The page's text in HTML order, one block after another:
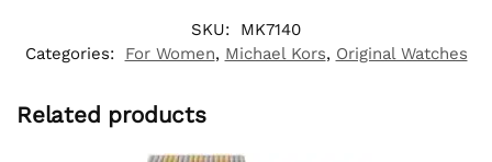
SKU:
MK7140
Categories:
For Women, Michael Kors, Original Watches
Related products